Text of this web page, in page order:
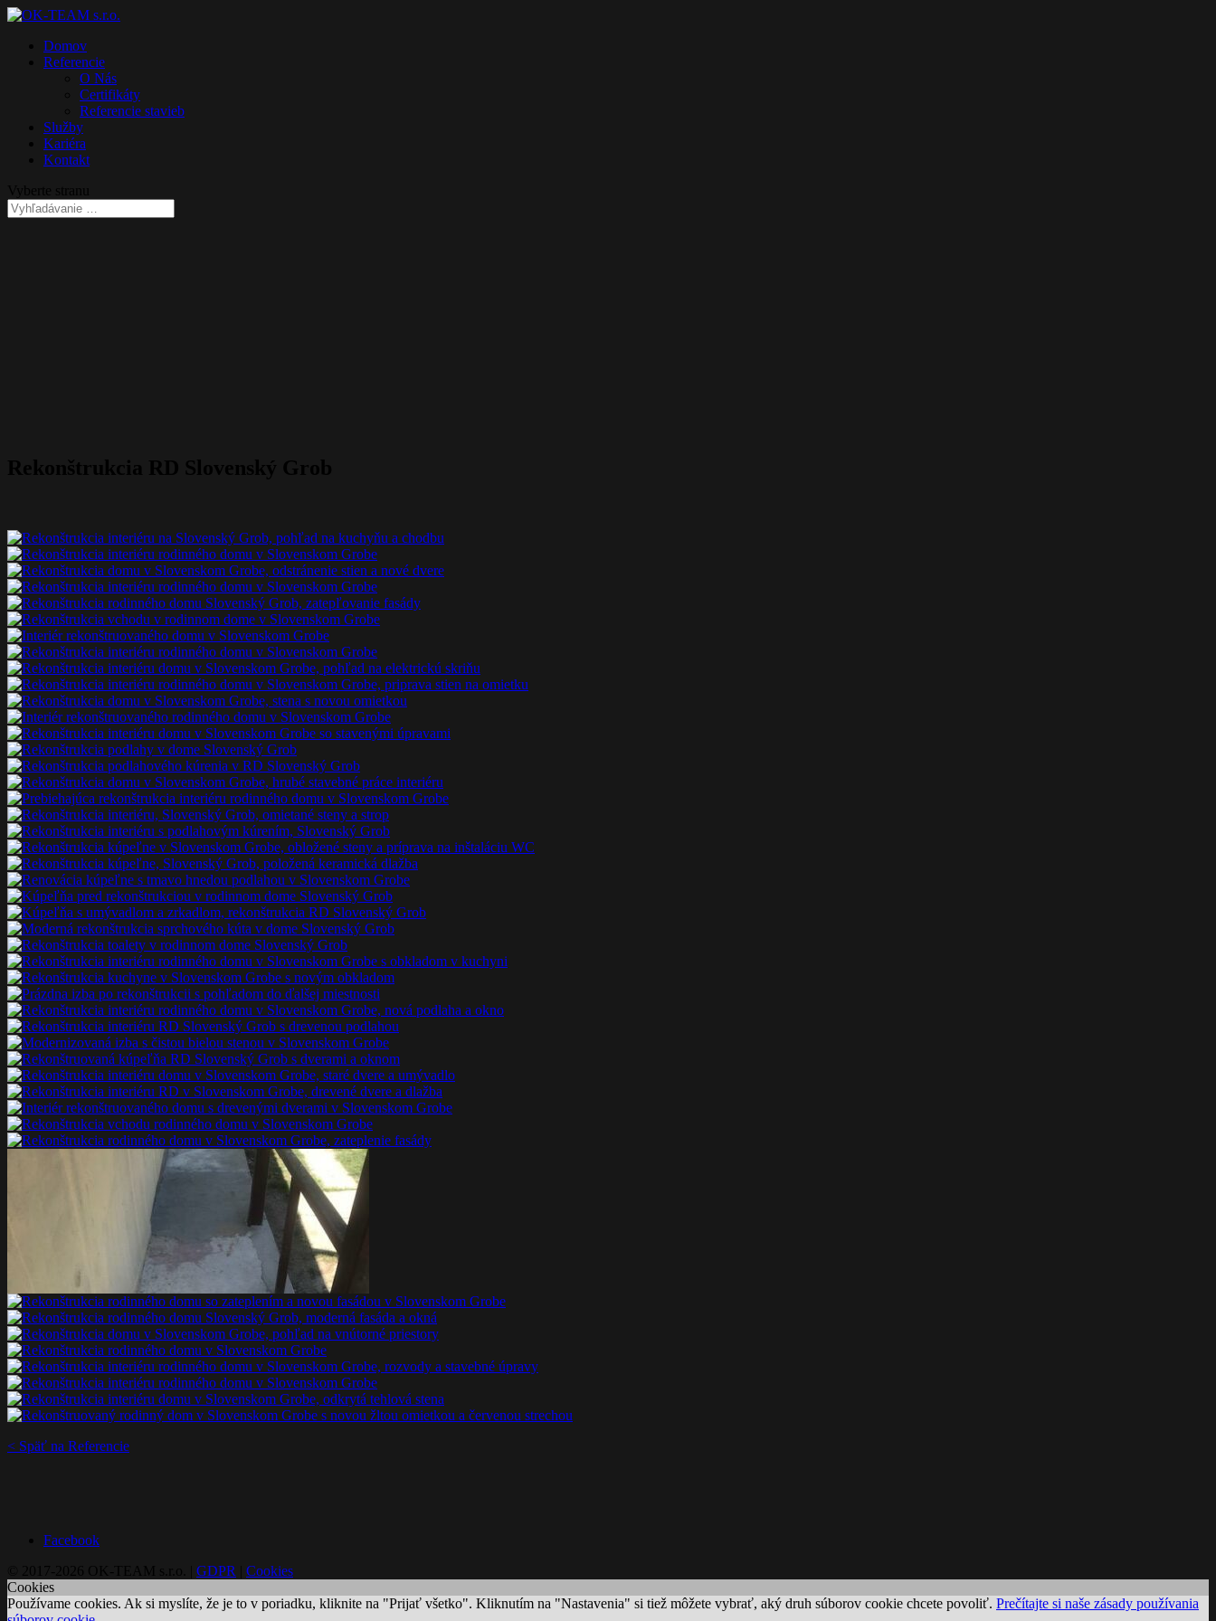
Domov
Referencie
O Nás
Certifikáty
Referencie stavieb
Služby
Kariéra
Kontakt
< Späť na Referencie
Facebook
GDPR
Cookies
Cookies
Používame cookies. Ak si myslíte, že je to v poriadku, kliknite na "Prijať všetko". Kliknutím na "Nastavenia" si tiež môžete vybrať, aký druh súborov cookie chcete povoliť. Prečítajte si naše zásady používania